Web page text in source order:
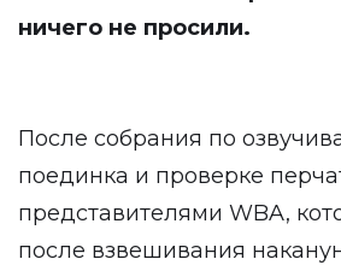
ничего не просили.
После собрания по
поединка и проверке
представителями WBA,
после взвешивания